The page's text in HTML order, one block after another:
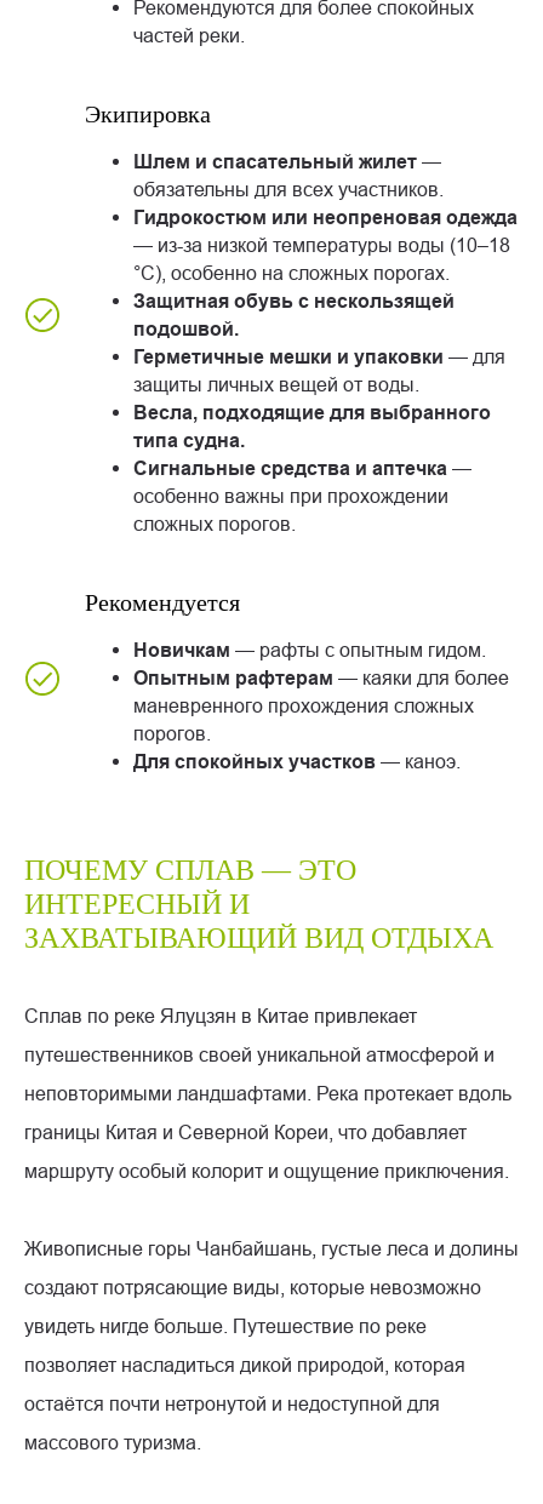
Рекомендуются для более спокойных
частей реки.
Экипировка
Шлем и спасательный жилет —
обязательны для всех участников.
Гидрокостюм или неопреновая одежда
— из-за низкой температуры воды (10–18
°C), особенно на сложных порогах.
Защитная обувь с нескользящей
подошвой.
Герметичные мешки и упаковки — для
защиты личных вещей от воды.
Весла, подходящие для выбранного
типа судна.
Сигнальные средства и аптечка —
особенно важны при прохождении
сложных порогов.
Рекомендуется
Новичкам — рафты с опытным гидом.
Опытным рафтерам — каяки для более
маневренного прохождения сложных
порогов.
Для спокойных участков — каноэ.
ПОЧЕМУ СПЛАВ — ЭТО
ИНТЕРЕСНЫЙ И
ЗАХВАТЫВАЮЩИЙ ВИД ОТДЫХА
Сплав по реке Ялуцзян в Китае привлекает
путешественников своей уникальной атмосферой и
неповторимыми ландшафтами. Река протекает вдоль
границы Китая и Северной Кореи, что добавляет
маршруту особый колорит и ощущение приключения.
Живописные горы Чанбайшань, густые леса и долины
создают потрясающие виды, которые невозможно
увидеть нигде больше. Путешествие по реке
позволяет насладиться дикой природой, которая
остаётся почти нетронутой и недоступной для
массового туризма.